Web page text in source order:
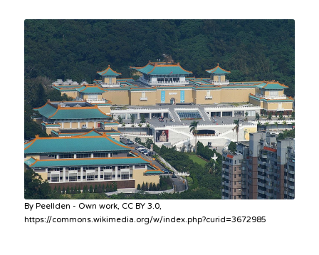
By Peellden - Own work, CC BY 3.0,
https://commons.wikimedia.org/w/index.php?curid=3672985